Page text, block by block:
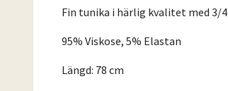
Fin tunika i härlig kvalitet med 3/
95% Viskose, 5% Elastan
Längd: 78 cm